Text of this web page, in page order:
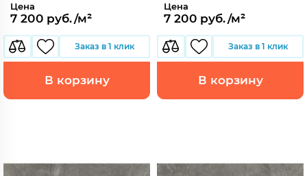
Цена
7 200 руб./м²
Заказ в 1 клик
В корзину
Цена
7 200 руб./м²
Заказ в 1 клик
В корзину